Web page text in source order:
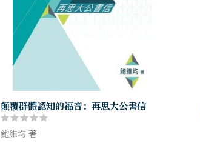
顛覆群體認知的福音：再思大公書信
鮑維均 著